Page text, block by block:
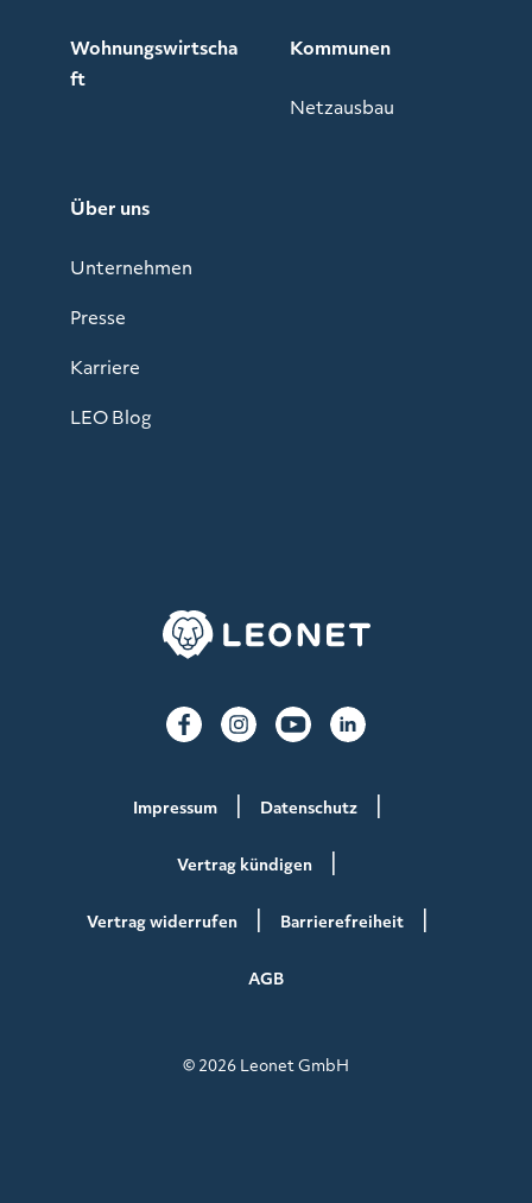
Wohnungswirtscha
ft
Kommunen
Netzausbau
Über uns
Unternehmen
Presse
Karriere
LEO Blog
Impressum Datenschutz
Vertrag kündigen
Vertrag widerrufen Barrierefreiheit
AGB
© 2026 Leonet GmbH